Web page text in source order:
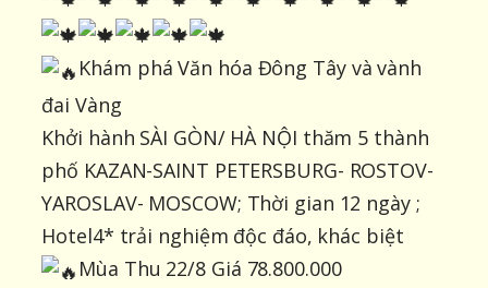
Khám phá Văn hóa Đông Tây và vành
đai Vàng
Khởi hành SÀI GÒN/ HÀ NỘI thăm 5 thành
phố KAZAN-SAINT PETERSBURG- ROSTOV-
YAROSLAV- MOSCOW; Thời gian 12 ngày ;
Hotel4* trải nghiệm độc đáo, khác biệt
Mùa Thu 22/8 Giá 78.800.000